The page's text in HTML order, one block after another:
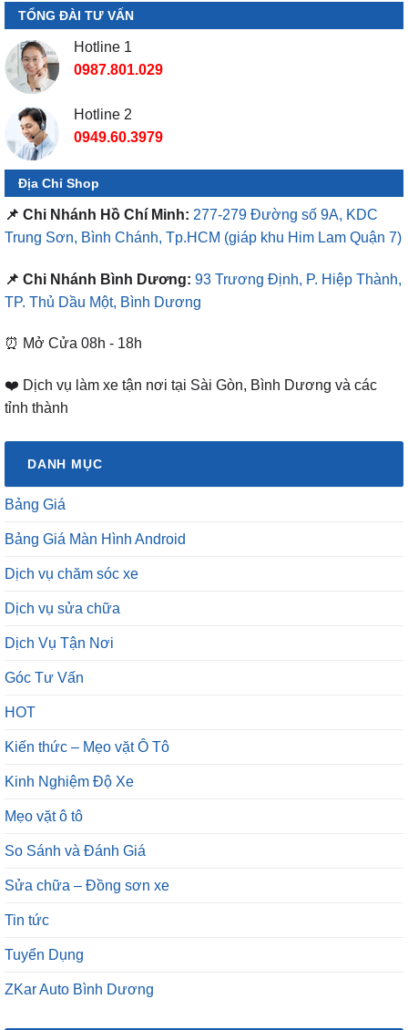
TỔNG ĐÀI TƯ VẤN
Hotline 1
0987.801.029
Hotline 2
0949.60.3979
Địa Chỉ Shop
📌 Chi Nhánh Hồ Chí Minh: 277-279 Đường số 9A, KDC
Trung Sơn, Bình Chánh, Tp.HCM (giáp khu Him Lam Quận 7)
📌 Chi Nhánh Bình Dương: 93 Trương Định, P. Hiệp Thành,
TP. Thủ Dầu Một, Bình Dương
⏰ Mở Cửa 08h - 18h
❤️ Dịch vụ làm xe tận nơi tại Sài Gòn, Bình Dương và các
tỉnh thành
DANH MỤC
Bảng Giá
Bảng Giá Màn Hình Android
Dịch vụ chăm sóc xe
Dịch vụ sửa chữa
Dịch Vụ Tận Nơi
Góc Tư Vấn
HOT
Kiến thức – Mẹo vặt Ô Tô
Kinh Nghiệm Độ Xe
Mẹo vặt ô tô
So Sánh và Đánh Giá
Sửa chữa – Đồng sơn xe
Tin tức
Tuyển Dụng
ZKar Auto Bình Dương